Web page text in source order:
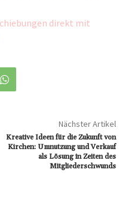
direkt mit
Nächster Artikel
Kreative Ideen für die Zukunft von
Kirchen: Umnutzung und Verkauf
als Lösung in Zeiten des
Mitgliederschwunds